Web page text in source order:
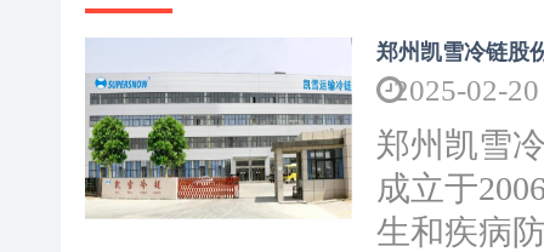
郑州凯雪冷链股
2025-02-20
郑州凯雪
成立于
生和疾病